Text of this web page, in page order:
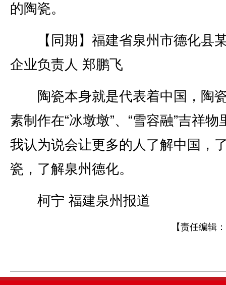
的陶瓷。
【同期】福建省泉州市德化县
企业负责人 郑鹏飞
陶瓷本身就是代表着中国，陶
素制作在“冰墩墩”、“雪容融”吉祥物
我认为说会让更多的人了解中国，
瓷，了解泉州德化。
柯宁 福建泉州报道
【责任编辑：